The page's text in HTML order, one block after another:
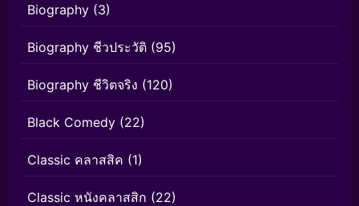
Biography (3)
Biography ชีวประวัติ (95)
Biography ชีวิตจริง (120)
Black Comedy (22)
Classic คลาสสิค (1)
Classic หนังคลาสสิก (22)